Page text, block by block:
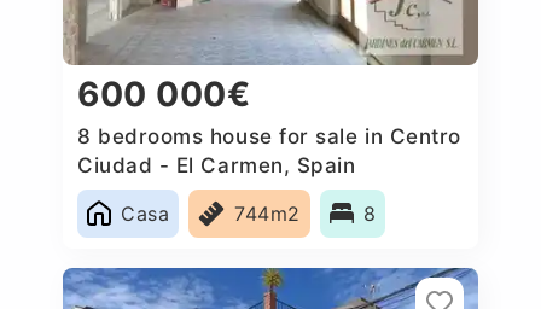
600 000€
8 bedrooms house for sale in Centro
Ciudad - El Carmen, Spain
Casa
744m2 8